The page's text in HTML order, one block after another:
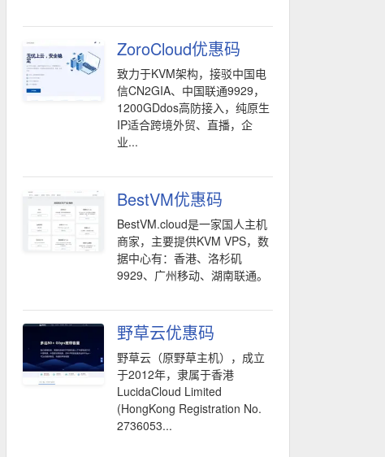
ZoroCloud优惠码
致力于KVM架构，接驳中国电
信CN2GIA、中国联通9929，
1200GDdos高防接入，纯原生
IP适合跨境外贸、直播，企
业...
BestVM优惠码
BestVM.cloud是一家国人主机
商家，主要提供KVM VPS，数
据中心有：香港、洛杉矶
9929、广州移动、湖南联通。
野草云优惠码
野草云（原野草主机），成立
于2012年，隶属于香港
LucidaCloud Limited
(HongKong Registration No.
2736053...